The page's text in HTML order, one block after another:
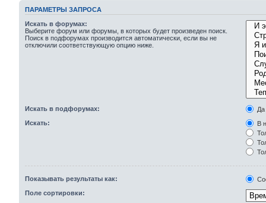
ПАРАМЕТРЫ ЗАПРОСА
Искать в форумах:
Выберите форум или форумы, в которых будет произведен поиск.
Поиск в подфорумах производится автоматически, если вы не
отключили соответствующую опцию ниже.
Искать в подфорумах:
Да
Искать:
В
Показывать результаты как:
Поле сортировки: